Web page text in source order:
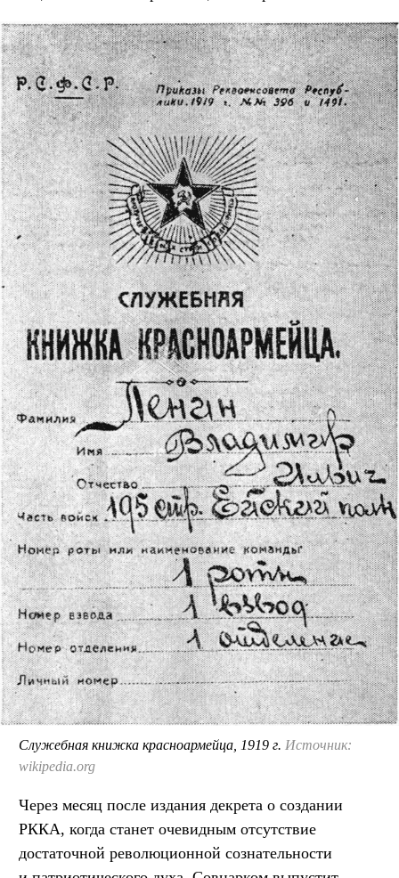
Служебная книжка красноармейца, 1919 г. Источник:
wikipedia.org
Через месяц после издания декрета о создании
РККА, когда станет очевидным отсутствие
достаточной революционной сознательности